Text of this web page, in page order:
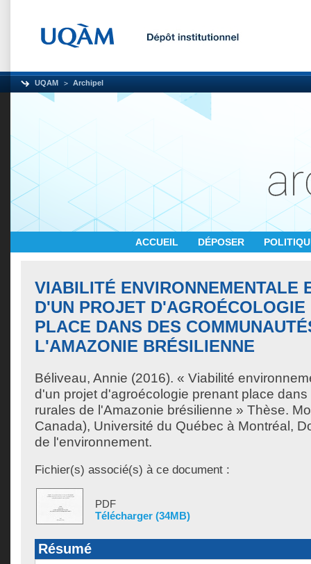
UQAM Archipel
ACCUEIL DÉPOSER
VIABILITÉ ENVIRONNEMENTALE
D'UN PROJET D'AGROÉCOLOGIE
PLACE DANS DES
L'AMAZONIE BRÉSILIENNE
Béliveau, Annie (2016). « Viabilité
d'un projet d'agroécologie prenant place
rurales de l'Amazonie brésilienne » Thèse.
Canada), Université du Québec à Montréal,
de l'environnement.
Fichier(s) associé(s) à ce document :
PDF
Télécharger (34MB)
Résumé